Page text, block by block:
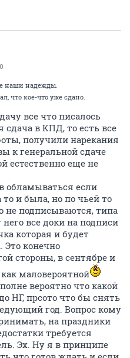
наши надежды.
что кое-что уже сдано.
все что писалось
в КПД, то есть все
получили нарекания
к генеральной сдаче
естественно еще не
обламываться если
и была, но по чьей то
не подписываются, типа
все доки на подписи
которая и будет
Это конечно
стороны, в сентябре и
маловероятной
вероятно что какой
НГ, прсото что бы снять
год. Вопрос кому
на праздники
требуется
Эх. Ну я в принципе